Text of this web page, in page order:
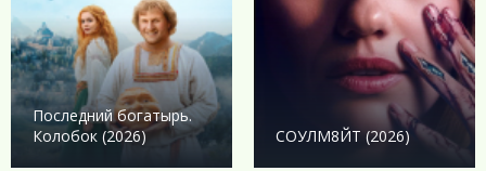
Последний богатырь.
Колобок (2026)
СОУЛМ8ЙТ (2026)